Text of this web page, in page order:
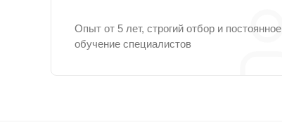
Опыт от 5 лет, строгий отбор и постоянное
обучение специалистов